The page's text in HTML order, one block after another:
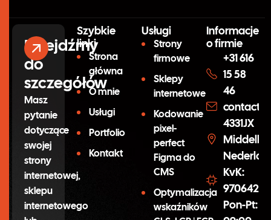
Przejdźmy
do
szczegółów
Masz
pytanie
dotyczące
swojej
strony
internetowej,
sklepu
internetowego
Szybkie
linki
Strona
główna
O mnie
Usługi
Portfolio
Kontakt
Usługi
Strony
firmowe
Sklepy
internetowe
Kodowanie
pixel-
perfect
Figma do
CMS
Optymalizacja
wskaźników
Informacje
o firmie
+31 616
15 58
46
4331JX
KvK:
97064254
Pon-Pt: